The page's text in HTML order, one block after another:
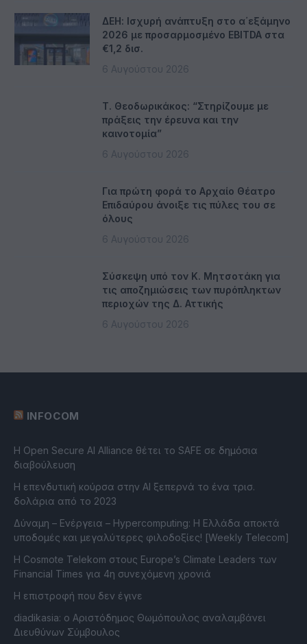
ΔΕΗ: Ισχυρή ανάπτυξη στο α΄εξάμηνο
2026 με προσαρμοσμένο EBITDA στα
€1,2 δισ.
6 Αυγούστου 2026
Τ. Θεοδωρικάκος: “Στηρίζουμε με
πράξεις την έρευνα και την
καινοτομία”
6 Αυγούστου 2026
Για πρώτη φορά το Αρχαίο Θέατρο
Επιδαύρου άνοιξε τις πύλες του σε
όλους
6 Αυγούστου 2026
Σύσκεψη υπό τον Κ. Μητσοτάκη για
τις αποζημιώσεις των πυρόπληκτων
περιοχών της Δ. Αττικής
6 Αυγούστου 2026
INFOCOM
Η Open Secure AI Alliance θέτει το SAFE σε δημόσια
διαβούλευση
Η επενδυτική κούρσα στην AI ξεπερνά το ένα τρισ.
δολάρια από το 2023
Δύναμη – Ενέργεια – Ηypercomputing: Η Ελλάδα αποκτά
υποδομές και μεγαλύτερες φιλοδοξίες! [Weekly Telecom]
Η Cosmote Telekom στους Europe’s Climate Leaders των
Financial Times για 4η συνεχόμενη χρονιά
Η επιστροφή που δεν έγινε
diadikasia: ο Αριστόδημος Θωμόπουλος αναλαμβάνει
Διευθύνων Σύμβουλος